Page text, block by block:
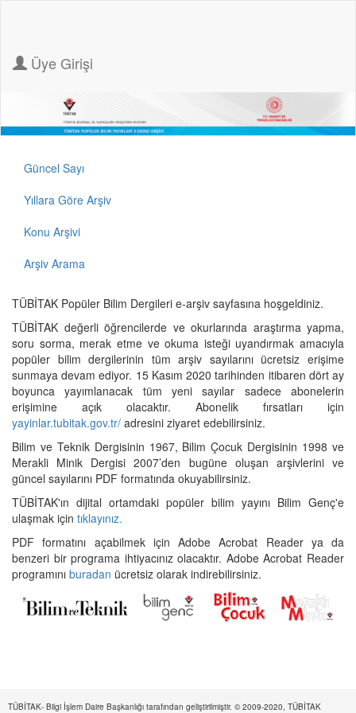
Üye Girişi
Güncel Sayı
Yıllara Göre Arşiv
Konu Arşivi
Arşiv Arama
TÜBİTAK Popüler Bilim Dergileri e-arşiv sayfasına hoşgeldiniz.
TÜBİTAK değerli öğrencilerde ve okurlarında araştırma yapma,
soru sorma, merak etme ve okuma isteği uyandırmak amacıyla
popüler bilim dergilerinin tüm arşiv sayılarını ücretsiz erişime
sunmaya devam ediyor. 15 Kasım 2020 tarihinden itibaren dört ay
boyunca yayımlanacak tüm yeni sayılar sadece abonelerin
erişimine açık olacaktır. Abonelik fırsatları için
yayinlar.tubitak.gov.tr/ adresini ziyaret edebilirsiniz.
Bilim ve Teknik Dergisinin 1967, Bilim Çocuk Dergisinin 1998 ve
Merakli Minik Dergisi 2007’den bugüne oluşan arşivlerini ve
güncel sayılarını PDF formatında okuyabilirsiniz.
TÜBİTAK'ın dijital ortamdaki popüler bilim yayını Bilim Genç'e
ulaşmak için tıklayınız.
PDF formatını açabilmek için Adobe Acrobat Reader ya da
benzeri bir programa ihtiyacınız olacaktır. Adobe Acrobat Reader
programını buradan ücretsiz olarak indirebilirsiniz.
TÜBİTAK- Bilgi İşlem Daire Başkanlığı tarafından geliştirilmiştir. © 2009-2020, TÜBİTAK